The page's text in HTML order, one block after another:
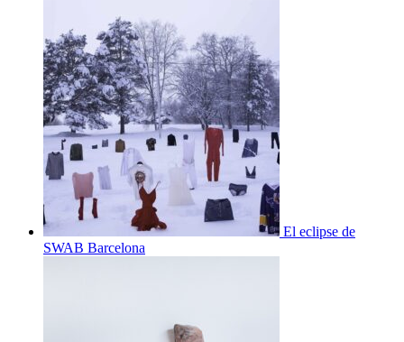
El eclipse de
SWAB Barcelona